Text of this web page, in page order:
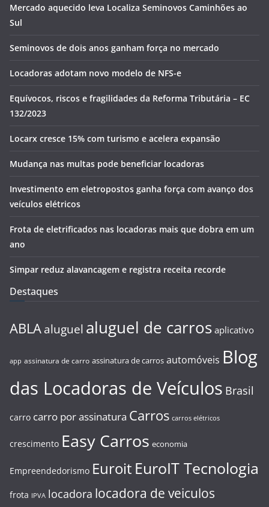
Mercado aquecido leva Localiza Seminovos Caminhões ao
Sul
Seminovos de dois anos ganham força no mercado
Locadoras adotam novo modelo de NFS-e
Equívocos, riscos e fragilidades da Reforma Tributária – EC
132/2023
Locarx cresce 15% com turismo e acelera expansão
Mudança nas multas pode beneficiar locadoras
Investimento em eletropostos ganha força com avanço dos
veículos elétricos
Frota de eletrificados nas locadoras mais que dobra em um
ano
Simpar reduz alavancagem e registra receita recorde
Destaques
ABLA aluguel aluguel de carros aplicativo
app assinatura de carro assinatura de carros automóveis Blog
das Locadoras de Veículos Brasil
carro carro por assinatura Carros carros elétricos
crescimento Easy Carros economia
Empreendedorismo Euroit EuroIT Tecnologia
frota IPVA locadora locadora de veiculos